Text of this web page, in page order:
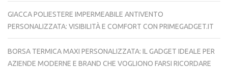
GIACCA POLIESTERE IMPERMEABILE ANTIVENTO
PERSONALIZZATA: VISIBILITÀ E COMFORT CON PRIMEGADGET.IT
BORSA TERMICA MAXI PERSONALIZZATA: IL GADGET IDEALE PER
AZIENDE MODERNE E BRAND CHE VOGLIONO FARSI RICORDARE